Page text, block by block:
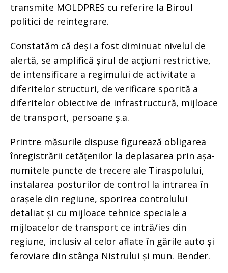
transmite MOLDPRES cu referire la Biroul
politici de reintegrare.
Constatăm că deși a fost diminuat nivelul de
alertă, se amplifică șirul de acțiuni restrictive,
de intensificare a regimului de activitate a
diferitelor structuri, de verificare sporită a
diferitelor obiective de infrastructură, mijloace
de transport, persoane ș.a.
Printre măsurile dispuse figurează obligarea
înregistrării cetățenilor la deplasarea prin așa-
numitele puncte de trecere ale Tiraspolului,
instalarea posturilor de control la intrarea în
orașele din regiune, sporirea controlului
detaliat și cu mijloace tehnice speciale a
mijloacelor de transport ce intră/ies din
regiune, inclusiv al celor aflate în gările auto și
feroviare din stânga Nistrului și mun. Bender.